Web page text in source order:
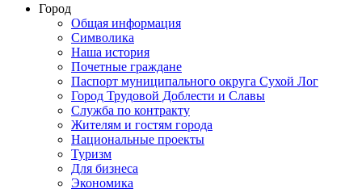
Город
Общая информация
Символика
Наша история
Почетные граждане
Паспорт муниципального округа Сухой Лог
Город Трудовой Доблести и Славы
Служба по контракту
Жителям и гостям города
Национальные проекты
Туризм
Для бизнеса
Экономика